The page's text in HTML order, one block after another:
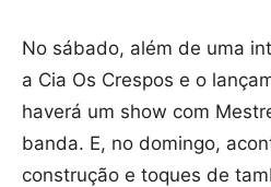
No sábado, além de uma
a Cia Os Crespos e o
haverá um show com
banda. E, no domingo,
construção e toques de